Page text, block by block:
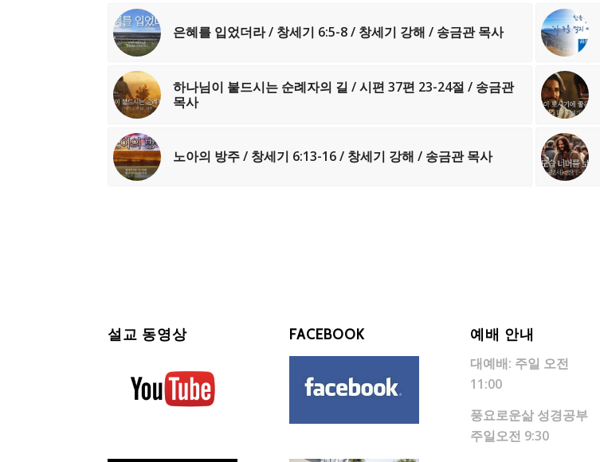
은혜를 입었더라 / 창세기 6:5-8 / 창세기 강해 / 송금관 목사
하나님이 붙드시는 순례자의 길 / 시편 37편 23-24절 / 송금관
목사
노아의 방주 / 창세기 6:13-16 / 창세기 강해 / 송금관 목사
설교 동영상 FACEBOOK 예배 안내
대예배: 주일 오전
11:00
풍요로운삶 성경공부
주일오전 9:30